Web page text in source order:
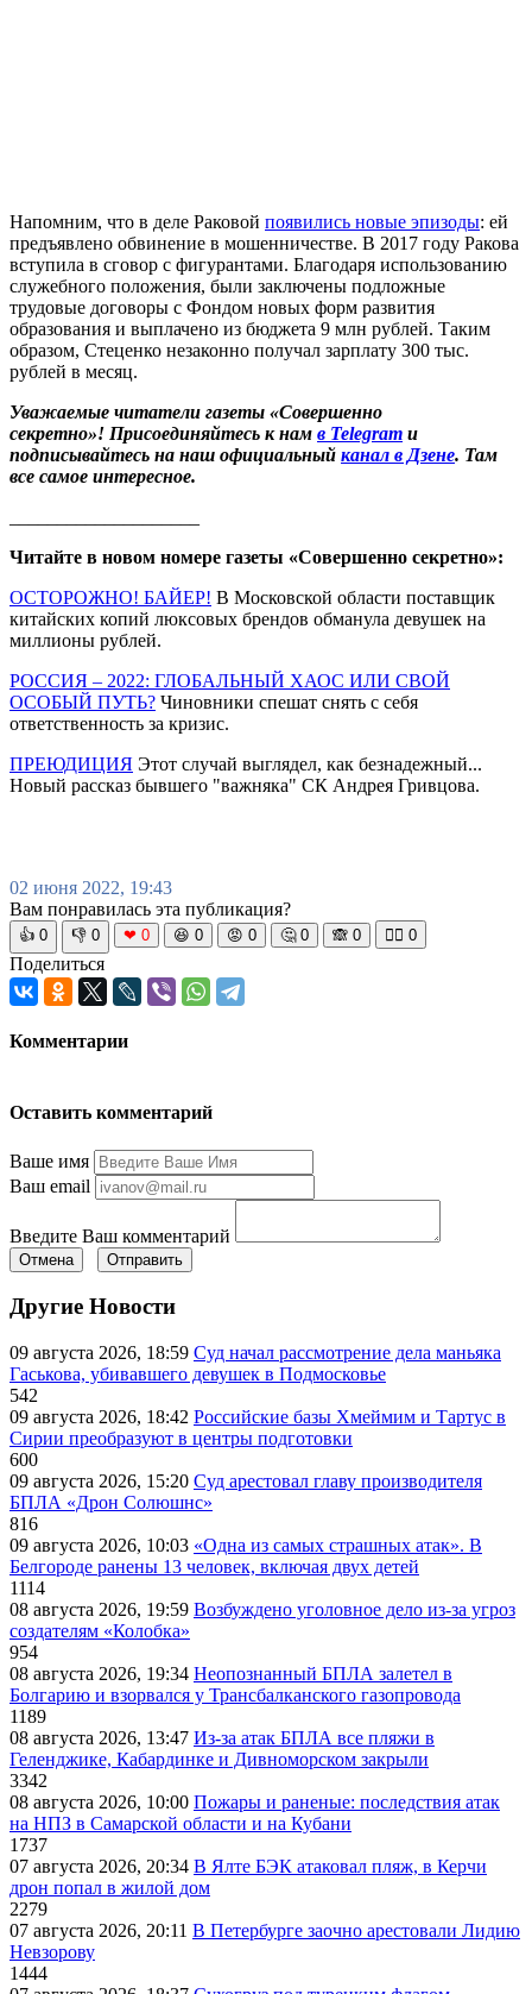
Напомним, что в деле Раковой появились новые эпизоды: ей
предъявлено обвинение в мошенничестве. В 2017 году Ракова
вступила в сговор с фигурантами. Благодаря использованию
служебного положения, были заключены подложные
трудовые договоры с Фондом новых форм развития
образования и выплачено из бюджета 9 млн рублей. Таким
образом, Стеценко незаконно получал зарплату 300 тыс.
рублей в месяц.
Уважаемые читатели газеты «Совершенно
секретно»! Присоединяйтесь к нам в Telegram и
подписывайтесь на наш официальный канал в Дзене. Там
все самое интересное.
Читайте в новом номере газеты «Совершенно секретно»:
ОСТОРОЖНО! БАЙЕР! В Московской области поставщик
китайских копий люксовых брендов обманула девушек на
миллионы рублей.
РОССИЯ – 2022: ГЛОБАЛЬНЫЙ ХАОС ИЛИ СВОЙ
ОСОБЫЙ ПУТЬ? Чиновники спешат снять с себя
ответственность за кризис.
ПРЕЮДИЦИЯ Этот случай выглядел, как безнадежный...
Новый рассказ бывшего "важняка" СК Андрея Гривцова.
02 июня 2022, 19:43
Вам понравилась эта публикация?
👍 0 👎 0 ❤ 0 😆 0 😡 0 🤔 0 🙈 0 🧘‍♀️ 0
Поделиться
Комментарии
Оставить комментарий
Ваше имя
Ваш email
Введите Ваш комментарий
Отмена Отправить
Другие Новости
09 августа 2026, 18:59 Суд начал рассмотрение дела маньяка
Гаськова, убивавшего девушек в Подмосковье
542
09 августа 2026, 18:42 Российские базы Хмеймим и Тартус в
Сирии преобразуют в центры подготовки
600
09 августа 2026, 15:20 Суд арестовал главу производителя
БПЛА «Дрон Солюшнс»
816
09 августа 2026, 10:03 «Одна из самых страшных атак». В
Белгороде ранены 13 человек, включая двух детей
1114
08 августа 2026, 19:59 Возбуждено уголовное дело из-за угроз
создателям «Колобка»
954
08 августа 2026, 19:34 Неопознанный БПЛА залетел в
Болгарию и взорвался у Трансбалканского газопровода
1189
08 августа 2026, 13:47 Из-за атак БПЛА все пляжи в
Геленджике, Кабардинке и Дивноморском закрыли
3342
08 августа 2026, 10:00 Пожары и раненые: последствия атак
на НПЗ в Самарской области и на Кубани
1737
07 августа 2026, 20:34 В Ялте БЭК атаковал пляж, в Керчи
дрон попал в жилой дом
2279
07 августа 2026, 20:11 В Петербурге заочно арестовали Лидию
Невзорову
1444